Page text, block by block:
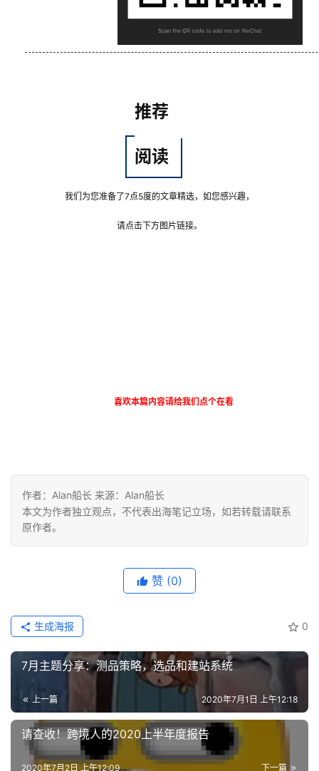
推荐
阅读
我们为您准备了7点5度的文章精选，如您感兴趣，
请点击下方图片链接。
喜欢本篇内容请给我们点个在看
作者：Alan船长 来源：Alan船长
本文为作者独立观点，不代表出海笔记立场，如若转载请联系
原作者。
赞 (0)
0
生成海报
7月主题分享：测品策略，选品和建站系统
上一篇 2020年7月1日 上午12:18
请查收！跨境人的2020上半年度报告
下一篇
2020年7月2日 上午12:09